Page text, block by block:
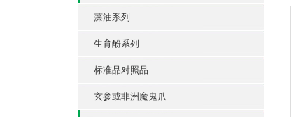
藻油系列
生育酚系列
标准品对照品
玄参或非洲魔鬼爪